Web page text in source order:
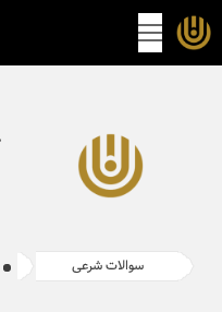
پرش
سوالات شرعی